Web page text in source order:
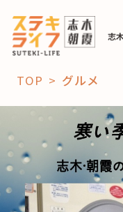
志
「コト」
子育て
おす
スポッ
TOP グルメ